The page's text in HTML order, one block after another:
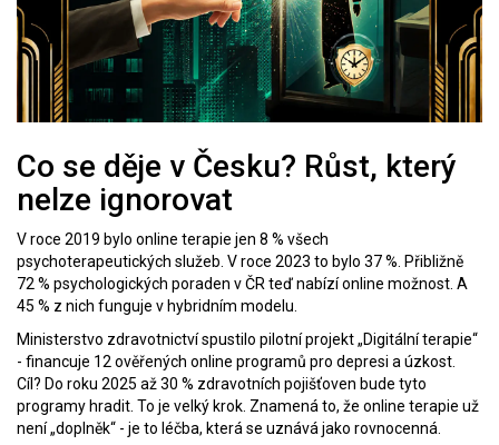
Co se děje v Česku? Růst, který
nelze ignorovat
V roce 2019 bylo online terapie jen 8 % všech
psychoterapeutických služeb. V roce 2023 to bylo 37 %. Přibližně
72 % psychologických poraden v ČR teď nabízí online možnost. A
45 % z nich funguje v hybridním modelu.
Ministerstvo zdravotnictví spustilo pilotní projekt „Digitální terapie“
- financuje 12 ověřených online programů pro depresi a úzkost.
Cíl? Do roku 2025 až 30 % zdravotních pojišťoven bude tyto
programy hradit. To je velký krok. Znamená to, že online terapie už
není „doplněk“ - je to léčba, která se uznává jako rovnocenná.